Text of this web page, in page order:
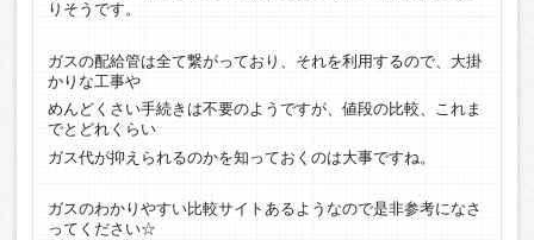
りそうです。
ガスの配給管は全て繋がっており、それを利用するので、大掛
かりな工事や
めんどくさい手続きは不要のようですが、値段の比較、これま
でとどれくらい
ガス代が抑えられるのかを知っておくのは大事ですね。
ガスのわかりやすい比較サイトあるようなので是非参考になさ
ってください☆